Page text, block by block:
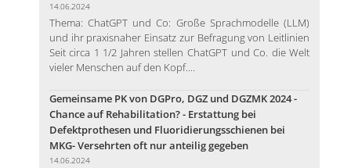
14.06.2024
Thema: ChatGPT und Co: Große Sprachmodelle (LLM)
und ihr praxisnaher Einsatz zur Befragung von Leitlinien
Seit circa 1 1/2 Jahren stellen ChatGPT und Co. die Welt
vieler Menschen auf den Kopf....
Gemeinsame PK von DGPro, DGZ und DGZMK 2024 -
Chance auf Rehabilitation? - Erstattung bei
Defektprothesen und Fluoridierungsschienen bei
MKG- Versehrten oft nur anteilig gegeben
14.06.2024